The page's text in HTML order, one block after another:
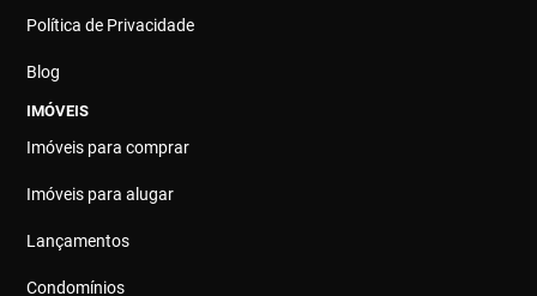
Política de Privacidade
Blog
IMÓVEIS
Imóveis para comprar
Imóveis para alugar
Lançamentos
Condomínios